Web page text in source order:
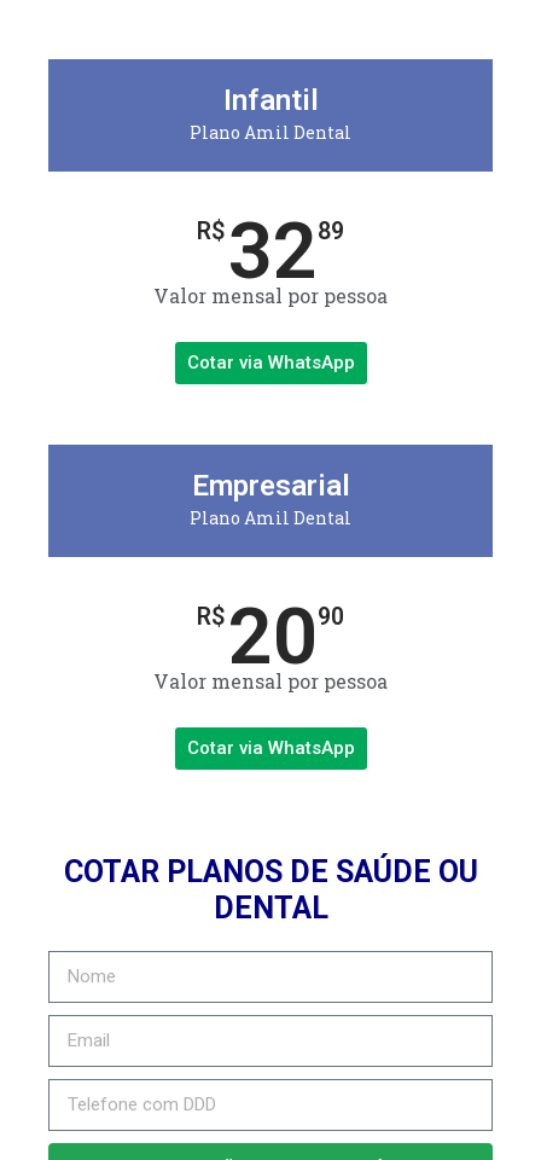
Infantil
Plano Amil Dental
R$ 3289
Valor mensal por pessoa
Cotar via WhatsApp
Empresarial
Plano Amil Dental
R$ 2090
Valor mensal por pessoa
Cotar via WhatsApp
COTAR PLANOS DE SAÚDE OU
DENTAL